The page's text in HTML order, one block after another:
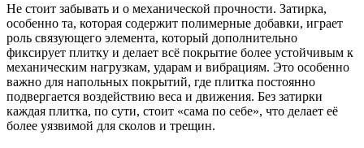
Не стоит забывать и о механической прочности. Затирка,
особенно та, которая содержит полимерные добавки, играет
роль связующего элемента, который дополнительно
фиксирует плитку и делает всё покрытие более устойчивым к
механическим нагрузкам, ударам и вибрациям. Это особенно
важно для напольных покрытий, где плитка постоянно
подвергается воздействию веса и движения. Без затирки
каждая плитка, по сути, стоит «сама по себе», что делает её
более уязвимой для сколов и трещин.